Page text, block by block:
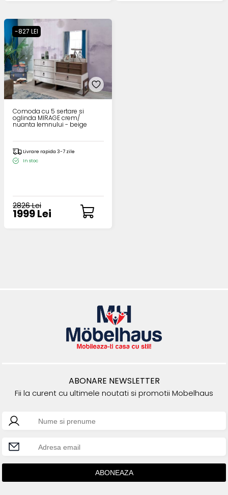
-827 LEI
Comoda cu 5 sertare si
oglinda MIRAGE crem/
nuanta lemnului - beige
Livrare rapida 3-7 zile
In stoc
2826 Lei
1999 Lei
ABONARE NEWSLETTER
Fii la curent cu ultimele noutati si promotii Mobelhaus